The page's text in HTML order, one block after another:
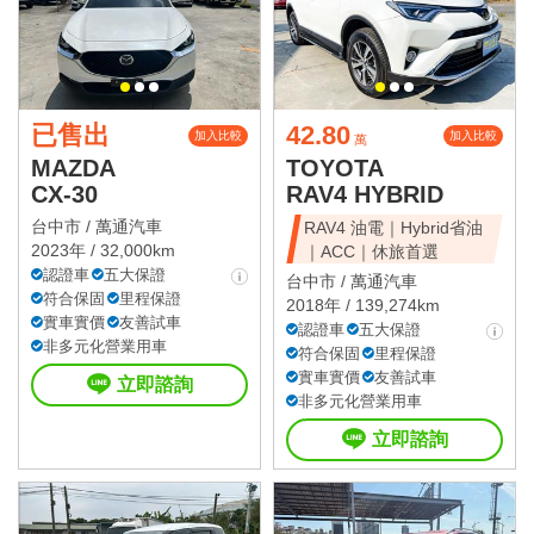
已售出 加入比較
MAZDA
CX-30
台中市 / 萬通汽車
2023年 / 32,000km
認證車
五大保證
符合保固
里程保證
實車實價
友善試車
非多元化營業用車
立即諮詢
42.80 萬 加入比較
TOYOTA
RAV4 HYBRID
RAV4 油電｜Hybrid省油
｜ACC｜休旅首選
台中市 / 萬通汽車
2018年 / 139,274km
認證車
五大保證
符合保固
里程保證
實車實價
友善試車
非多元化營業用車
立即諮詢